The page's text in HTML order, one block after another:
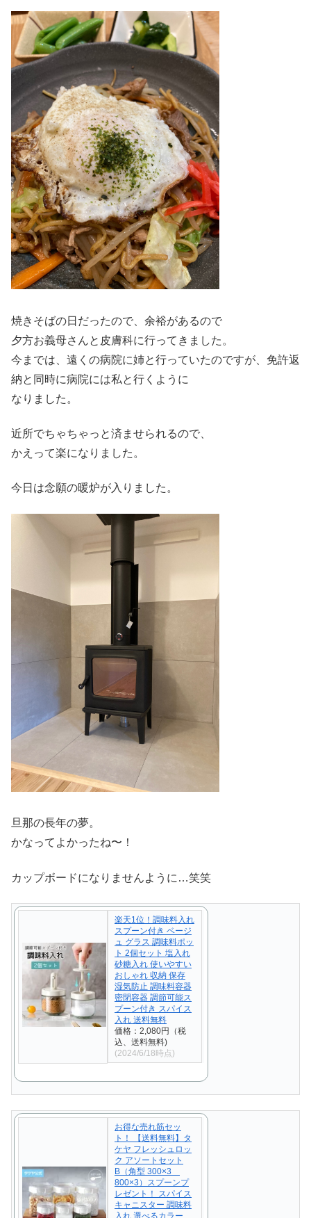
焼きそばの日だったので、余裕があるので
夕方お義母さんと皮膚科に行ってきました。
今までは、遠くの病院に姉と行っていたのですが、免許返
納と同時に病院には私と行くように
なりました。
近所でちゃちゃっと済ませられるので、
かえって楽になりました。
今日は念願の暖炉が入りました。
旦那の長年の夢。
かなってよかったね〜！
カップボードになりませんように…笑笑
楽天1位！調味料入れ
スプーン付き ベージ
ュ グラス 調味料ポッ
ト 2個セット 塩入れ
砂糖入れ 使いやすい
おしゃれ 収納 保存
湿気防止 調味料容器
密閉容器 調節可能ス
プーン付き スパイス
入れ 送料無料
価格：2,080円（税
込、送料無料)
(2024/6/18時点)
お得な売れ筋セッ
ト！ 【送料無料】タ
ケヤ フレッシュロッ
ク アソートセット
B（角型 300×3
800×3）スプーンプ
レゼント！ スパイス
キャニスター 調味料